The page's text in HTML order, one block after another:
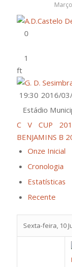
ft
2016/
19:30
Estádio
C V CUP
BENJAMINS B
Onze Inicial
Cronologia
Estatísticas
Recente
Sexta-feira, 10